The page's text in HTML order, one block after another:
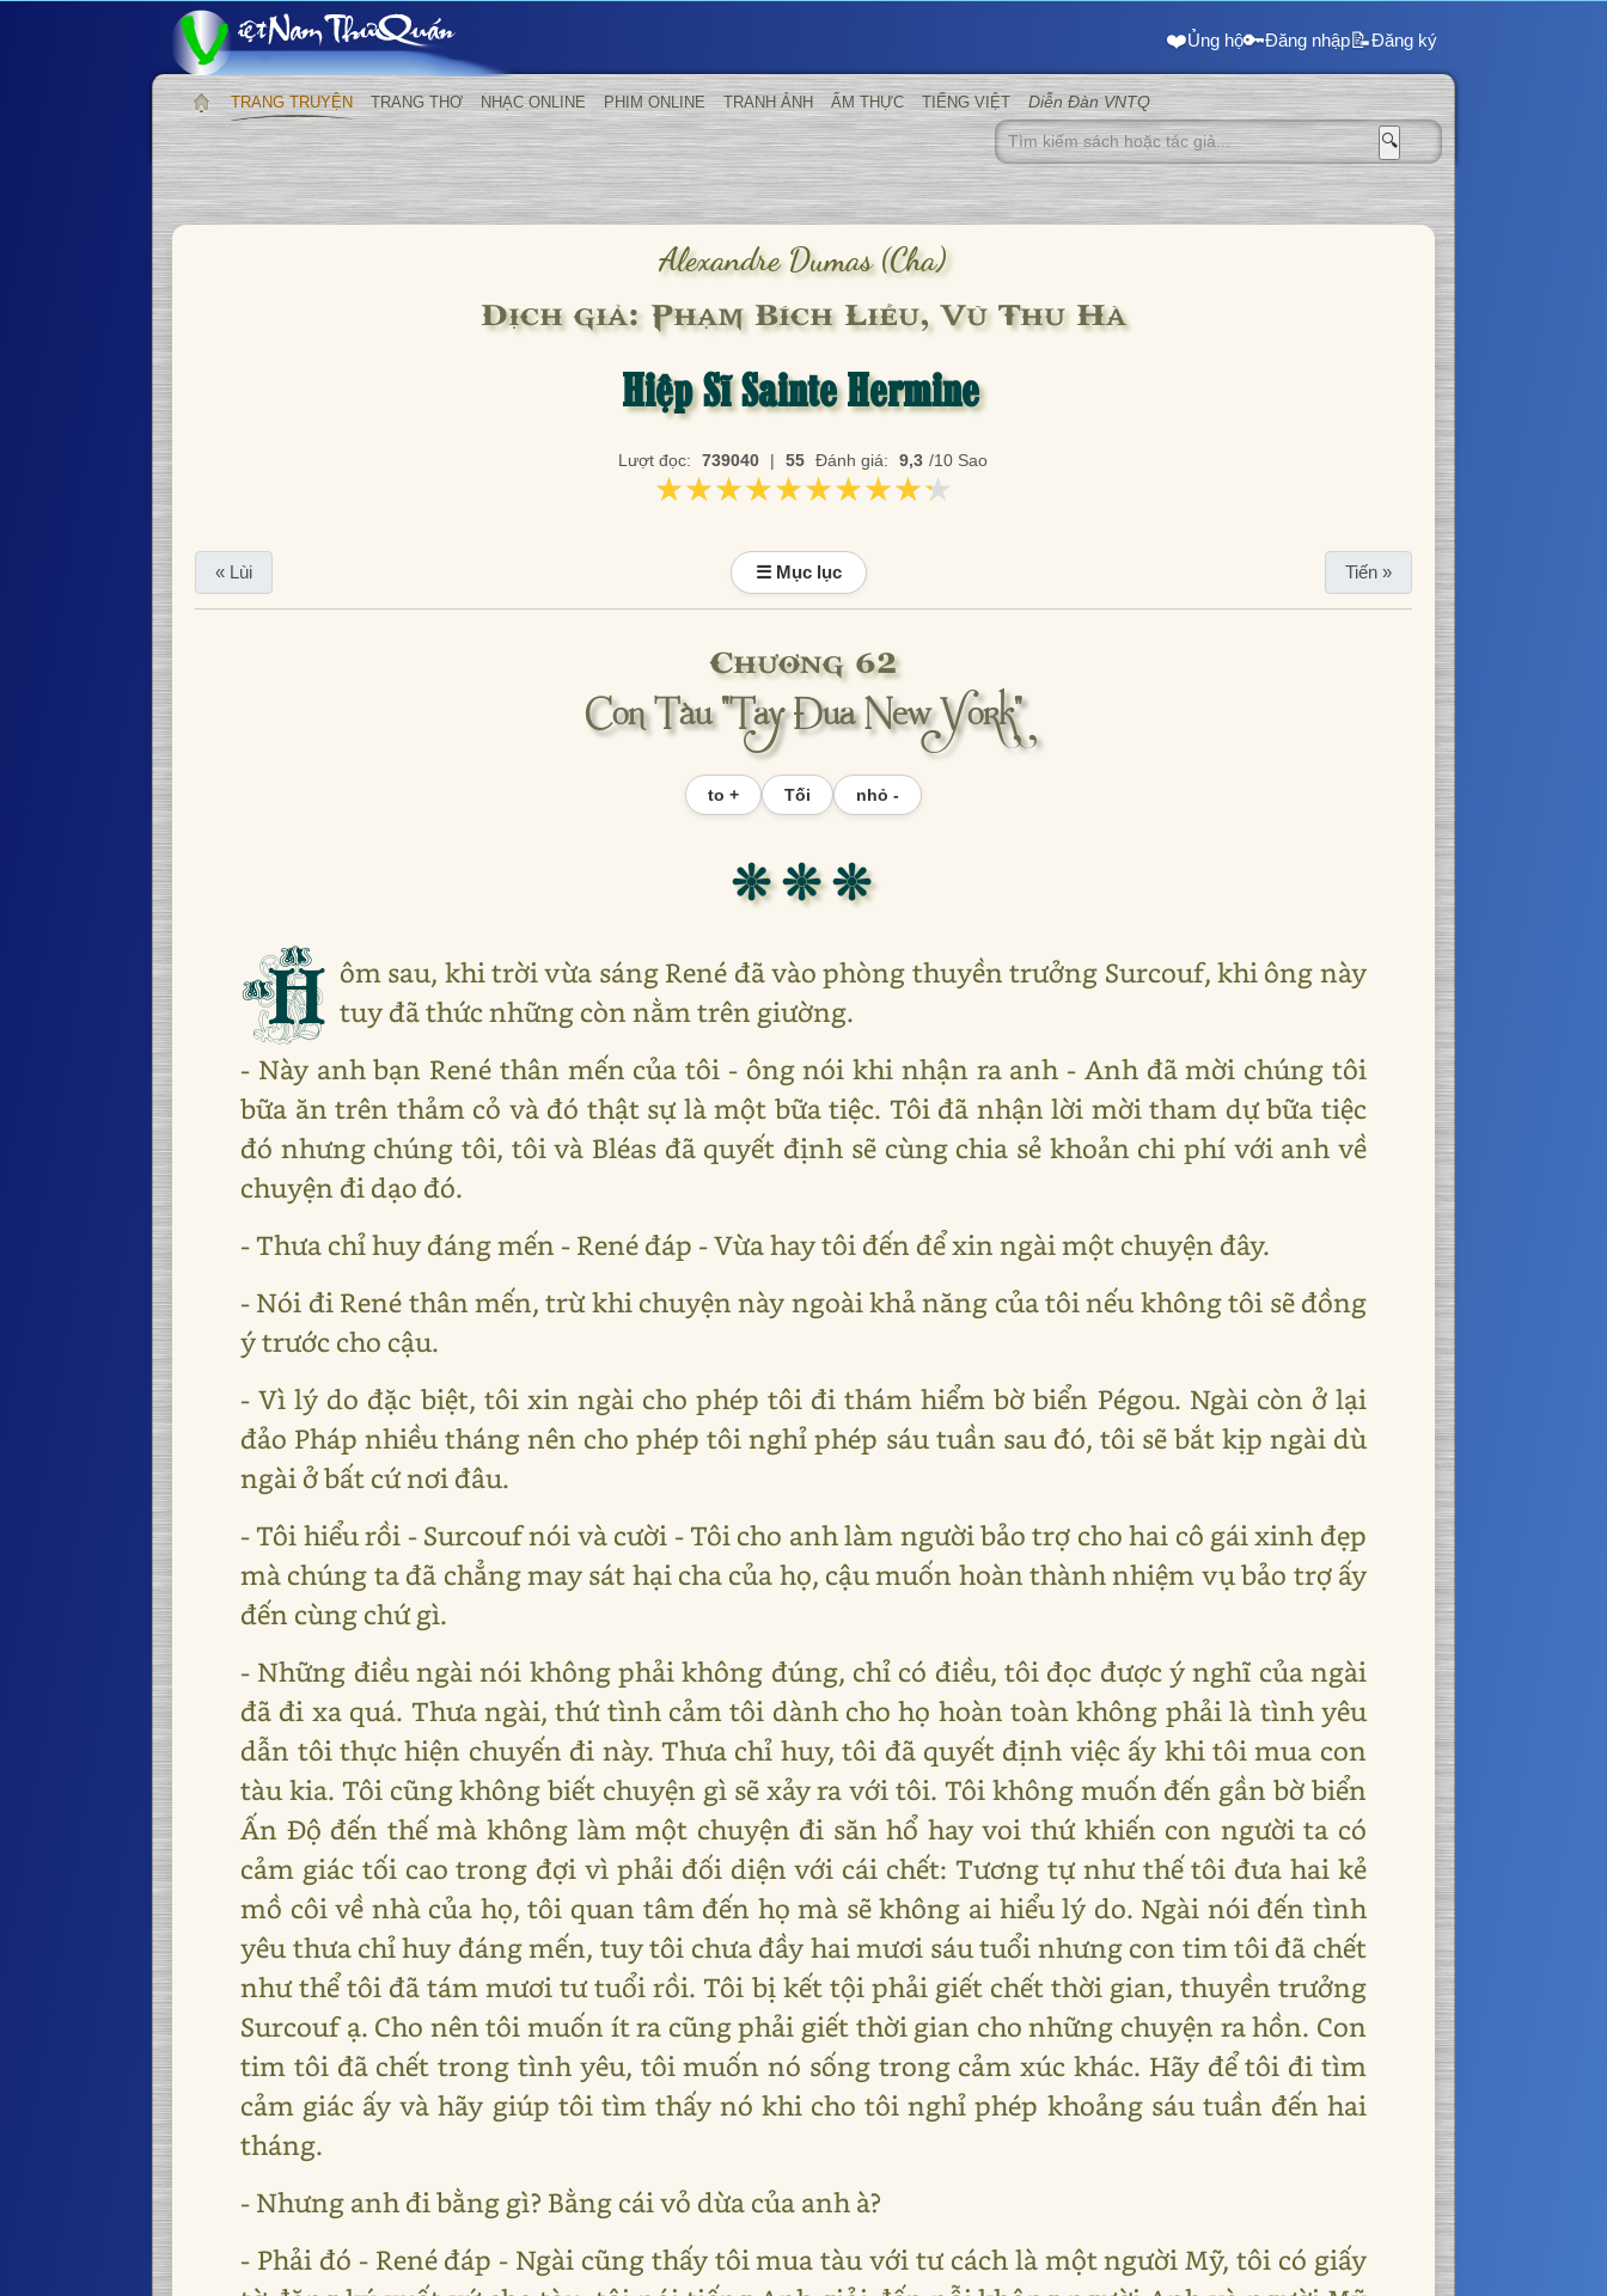
❤️Ủng hộ🔑Đăng nhập📝Đăng ký
TRANG TRUYỆN TRANG THƠ NHẠC ONLINE PHIM ONLINE TRANH ẢNH ẨM THỰC TIẾNG VIỆT Diễn Đàn VNTQ
🔍
Alexandre Dumas (cha)
Dịch giả: Phạm Bích Liễu, Vũ Thu Hà
Hiệp Sĩ Sainte Hermine
Lượt đọc: 739040 | 55 Đánh giá: 9,3 /10 Sao
★★★★★★★★★★
★★★★★★★★★★
« Lùi ☰ Mục lục Tiến »
Chương 62
Con Tàu "Tay Đua New York"
to + Tối nhỏ -
❊ ❊ ❊
H ôm sau, khi trời vừa sáng René đã vào phòng thuyền trưởng Surcouf, khi ông này
tuy đã thức những còn nằm trên giường.
- Này anh bạn René thân mến của tôi - ông nói khi nhận ra anh - Anh đã mời chúng tôi
bữa ăn trên thảm cỏ và đó thật sự là một bữa tiệc. Tôi đã nhận lời mời tham dự bữa tiệc
đó nhưng chúng tôi, tôi và Bléas đã quyết định sẽ cùng chia sẻ khoản chi phí với anh về
chuyện đi dạo đó.
- Thưa chỉ huy đáng mến - René đáp - Vừa hay tôi đến để xin ngài một chuyện đây.
- Nói đi René thân mến, trừ khi chuyện này ngoài khả năng của tôi nếu không tôi sẽ đồng
ý trước cho cậu.
- Vì lý do đặc biệt, tôi xin ngài cho phép tôi đi thám hiểm bờ biển Pégou. Ngài còn ở lại
đảo Pháp nhiều tháng nên cho phép tôi nghỉ phép sáu tuần sau đó, tôi sẽ bắt kịp ngài dù
ngài ở bất cứ nơi đâu.
- Tôi hiểu rồi - Surcouf nói và cười - Tôi cho anh làm người bảo trợ cho hai cô gái xinh đẹp
mà chúng ta đã chẳng may sát hại cha của họ, cậu muốn hoàn thành nhiệm vụ bảo trợ ấy
đến cùng chứ gì.
- Những điều ngài nói không phải không đúng, chỉ có điều, tôi đọc được ý nghĩ của ngài
đã đi xa quá. Thưa ngài, thứ tình cảm tôi dành cho họ hoàn toàn không phải là tình yêu
dẫn tôi thực hiện chuyến đi này. Thưa chỉ huy, tôi đã quyết định việc ấy khi tôi mua con
tàu kia. Tôi cũng không biết chuyện gì sẽ xảy ra với tôi. Tôi không muốn đến gần bờ biển
Ấn Độ đến thế mà không làm một chuyện đi săn hổ hay voi thứ khiến con người ta có
cảm giác tối cao trong đợi vì phải đối diện với cái chết: Tương tự như thế tôi đưa hai kẻ
mồ côi về nhà của họ, tôi quan tâm đến họ mà sẽ không ai hiểu lý do. Ngài nói đến tình
yêu thưa chỉ huy đáng mến, tuy tôi chưa đầy hai mươi sáu tuổi nhưng con tim tôi đã chết
như thể tôi đã tám mươi tư tuổi rồi. Tôi bị kết tội phải giết chết thời gian, thuyền trưởng
Surcouf ạ. Cho nên tôi muốn ít ra cũng phải giết thời gian cho những chuyện ra hồn. Con
tim tôi đã chết trong tình yêu, tôi muốn nó sống trong cảm xúc khác. Hãy để tôi đi tìm
cảm giác ấy và hãy giúp tôi tìm thấy nó khi cho tôi nghỉ phép khoảng sáu tuần đến hai
tháng.
- Nhưng anh đi bằng gì? Bằng cái vỏ dừa của anh à?
- Phải đó - René đáp - Ngài cũng thấy tôi mua tàu với tư cách là một người Mỹ, tôi có giấy